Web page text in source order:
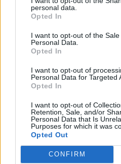
personal data.
Opted In
I want to opt-out of the
Personal Data.
Opted In
I want to opt-out of
Personal Data for Targeted
Opted In
I want to opt-out of
Retention, Sale, and/or
Personal Data that Is
Purposes for which it was
Opted Out
CONFIRM
HBM jóvoltából.
A nemzet életben
Szegeden
A szegedi dóm
Aszfalt támogatásával.
Látványos szakaszába
Duna-híd fejlesztése